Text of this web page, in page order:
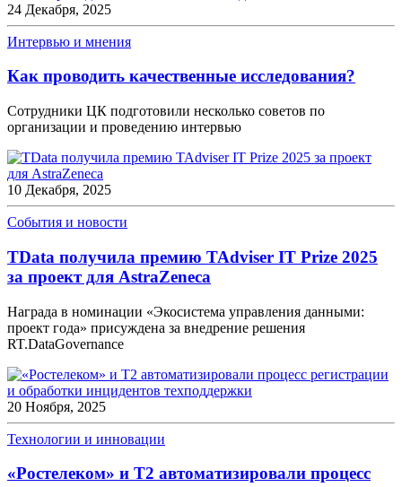
24 Декабря, 2025
Интервью и мнения
Как проводить качественные исследования?
Сотрудники ЦК подготовили несколько советов по
организации и проведению интервью
10 Декабря, 2025
События и новости
TData получила премию TAdviser IT Prize 2025
за проект для AstraZeneca
Награда в номинации «Экосистема управления данными:
проект года» присуждена за внедрение решения
RT.DataGovernance
20 Ноября, 2025
Технологии и инновации
«Ростелеком» и Т2 автоматизировали процесс